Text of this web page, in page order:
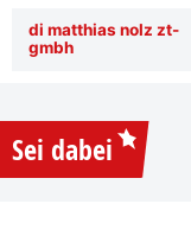
di matthias nolz zt-
gmbh
Sei dabei